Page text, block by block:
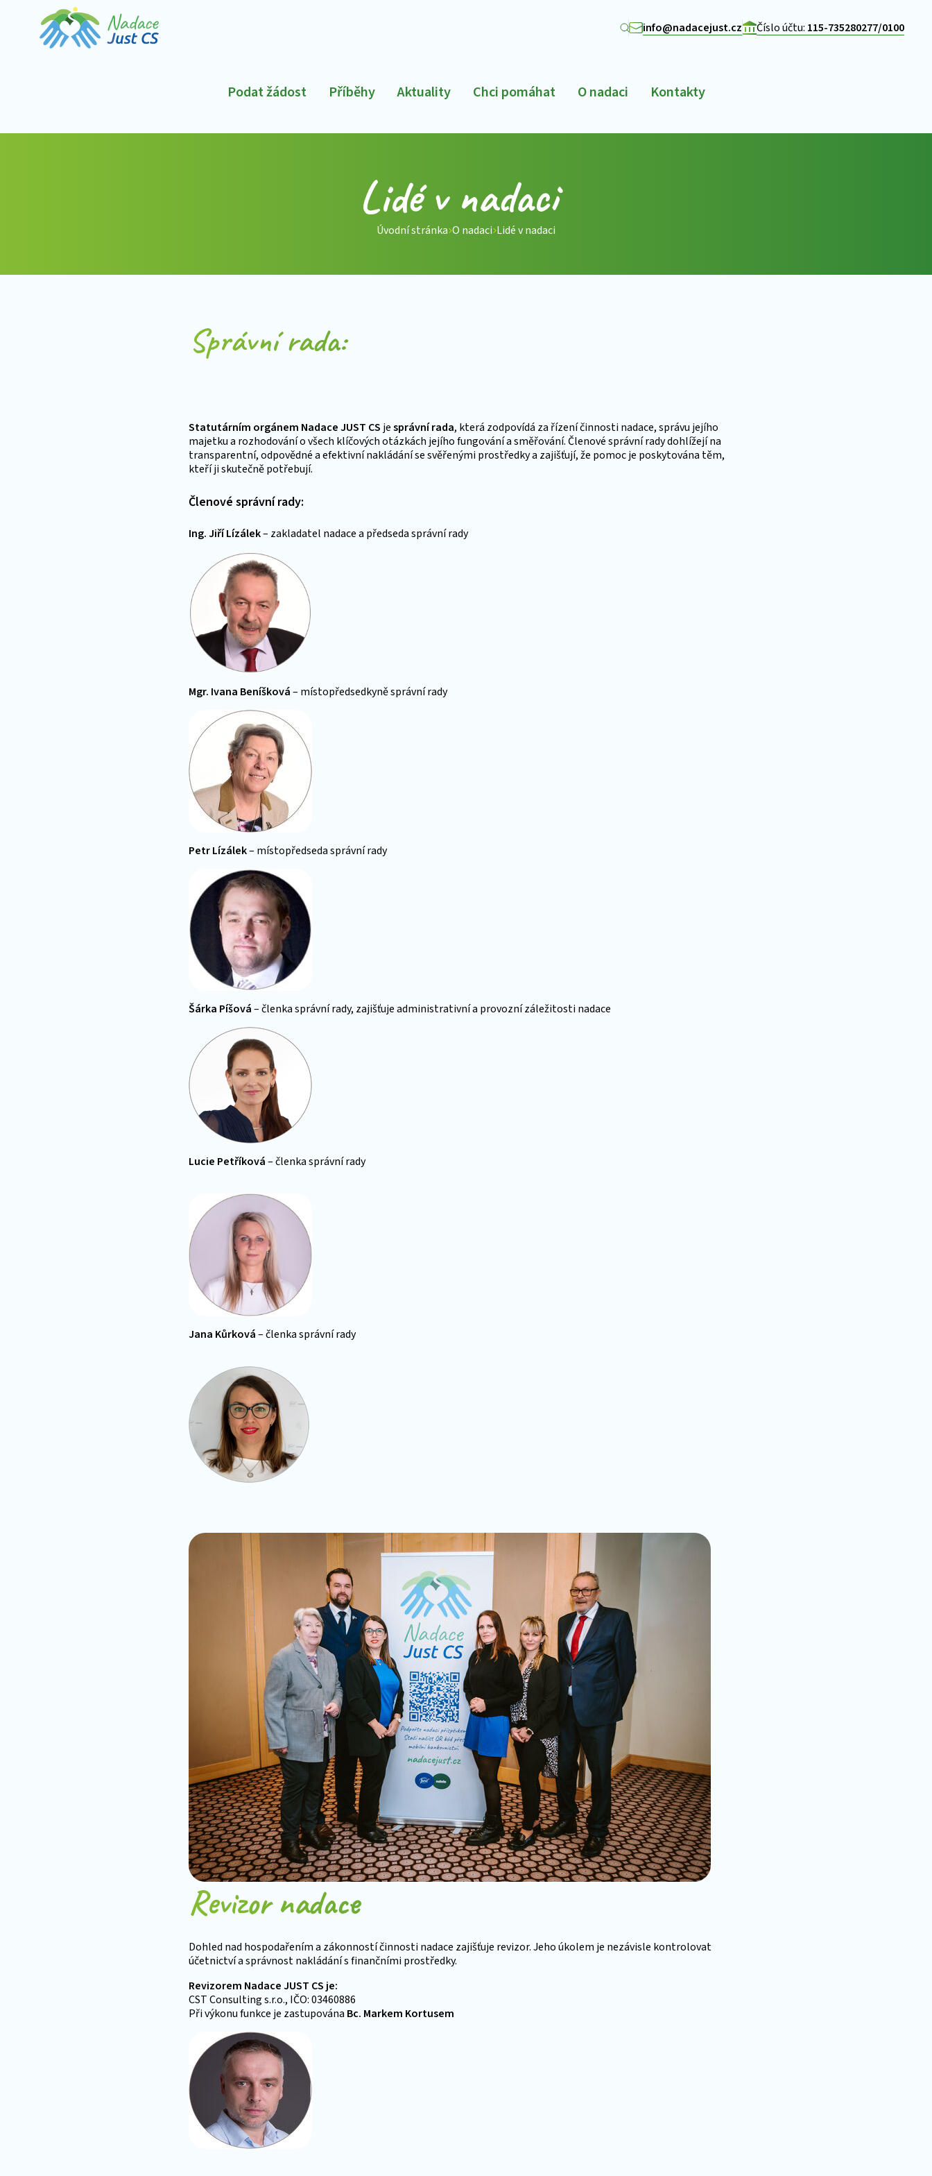
info@nadacejust.cz Číslo účtu: 115-735280277/0100
Podat žádost Příběhy Aktuality Chci pomáhat O nadaci Kontakty
Lidé v nadaci
Úvodní stránka O nadaci Lidé v nadaci
Správní rada:
Statutárním orgánem Nadace JUST CS jesprávní rada, která zodpovídá za řízení činnosti nadace, správu jejího
majetku a rozhodování o všech klíčových otázkách jejího fungování a směřování. Členové správní rady dohlížejí na
transparentní, odpovědné a efektivní nakládání se svěřenými prostředky a zajišťují, že pomoc je poskytována těm,
kteří ji skutečně potřebují.
Členové správní rady:
Ing. Jiří Lízálek– zakladatel nadace a předseda správní rady
Mgr. Ivana Beníšková– místopředsedkyně správní rady
Petr Lízálek– místopředseda správní rady
Šárka Píšová– členka správní rady, zajišťuje administrativní a provozní záležitosti nadace
Lucie Petříková– členka správní rady
Jana Kůrková– členka správní rady
Revizor nadace
Dohled nad hospodařením a zákonností činnosti nadace zajišťuje revizor. Jeho úkolem je nezávisle kontrolovat
účetnictví a správnost nakládání s finančními prostředky.
Revizorem Nadace JUST CS je:
CST Consulting s.r.o., IČO: 03460886
Při výkonu funkce je zastupována Bc. Markem Kortusem